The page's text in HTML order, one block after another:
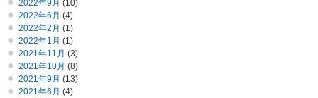
2022年9月 (10)
2022年6月 (4)
2022年2月 (1)
2022年1月 (1)
2021年11月 (3)
2021年10月 (8)
2021年9月 (13)
2021年6月 (4)